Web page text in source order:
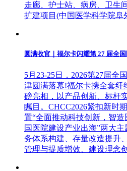
走廊、护士站、病房、卫生
扩建项目(中国医学科学院阜
圆满收官｜福尔卡闪耀第 27 届全
5月23-25日，2026第27届全
津圆满落幕!福尔卡携全套纤
磅亮相，以产品创新、标杆
瞩目。CHCC2026紧扣新时
置“全面推动科技创新，智
国医院建设产业出海”两大
务体系构建、存量改造提升
管理与提质增效、建设理念